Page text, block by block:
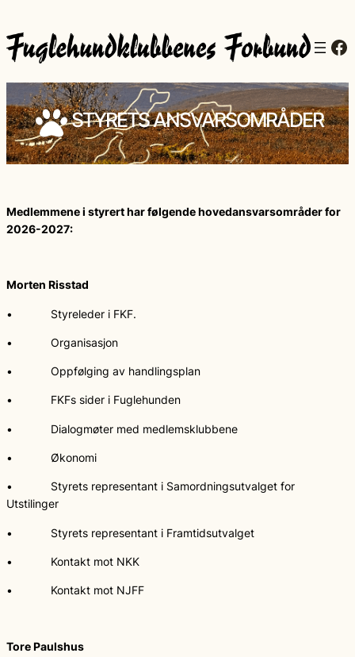
STYRETS ANSVARSOMRÅDER
Medlemmene i styrert har følgende hovedansvarsområder for
2026-2027:
Morten Risstad
• Styreleder i FKF.
• Organisasjon
• Oppfølging av handlingsplan
• FKFs sider i Fuglehunden
• Dialogmøter med medlemsklubbene
• Økonomi
• Styrets representant i Samordningsutvalget for
Utstilinger
• Styrets representant i Framtidsutvalget
• Kontakt mot NKK
• Kontakt mot NJFF
Tore Paulshus